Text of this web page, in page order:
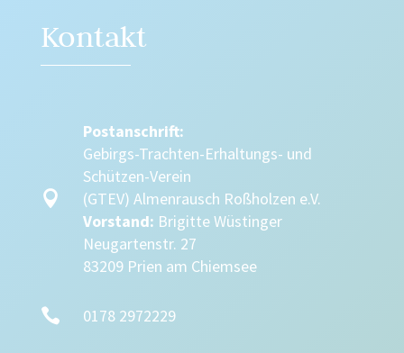
Kontakt

Postanschrift:
Gebirgs-Trachten-Erhaltungs- und
Schützen-Verein
(GTEV) Almenrausch Roßholzen e.V.
Vorstand: Brigitte Wüstinger
Neugartenstr. 27
83209 Prien am Chiemsee
 0178 2972229